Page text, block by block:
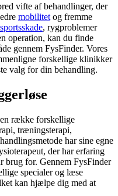
vifte af behandlinger, der
mobilitet og fremme
sportsskade, rygproblemer
operation, kan du finde
gennem FysFinder. Vores
forskellige klinikker
valg for din behandling.
række forskellige
træningsterapi,
har sine egne
, der har erfaring
brug for. Gennem FysFinder
specialer og læse
kan hjælpe dig med at